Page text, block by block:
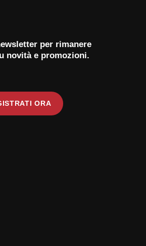
per rimanere
novità e promozioni.
ORA